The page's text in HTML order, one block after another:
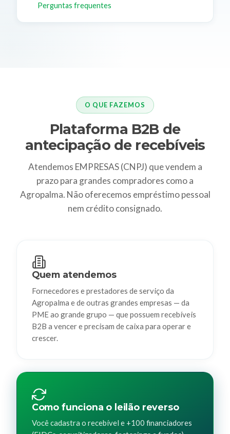
Perguntas frequentes
O QUE FAZEMOS
Plataforma B2B de
antecipação de recebíveis
Atendemos EMPRESAS (CNPJ) que vendem a
prazo para grandes compradores como a
Agropalma. Não oferecemos empréstimo pessoal
nem crédito consignado.
Quem atendemos
Fornecedores e prestadores de serviço da
Agropalma e de outras grandes empresas — da
PME ao grande grupo — que possuem recebíveis
B2B a vencer e precisam de caixa para operar e
crescer.
Como funciona o leilão reverso
Você cadastra o recebível e +100 financiadores